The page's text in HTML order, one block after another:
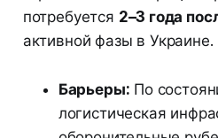
потребуется 2–3 года
активной фазы в Украине.
Барьеры: По
логистическая